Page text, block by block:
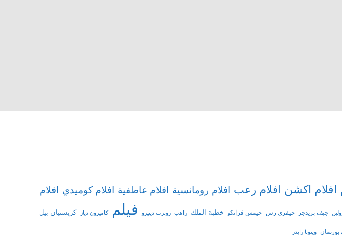
افلام اكشن افلام رعب افلام رومانسية افلام عاطفية افلام كوميدي افلام
جيف بريدجز جيفري رش جيمس فرانكو خطبة الملك راهب روبرت دينيرو فيلم كاميرون دياز كريستيان بيل
بورتمان وينونا رايدر